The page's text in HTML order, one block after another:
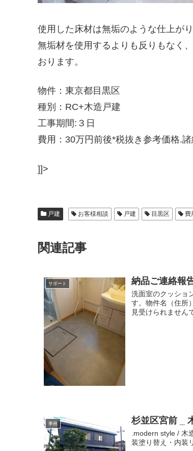
使用した床材は無垢のような仕上が
無垢材を使用するよりも反りもなく
おります。
物件：東京都目黒区
種別：RC+木造戸建
工事期間:３日
費用：30万円前後*税抜き参考価格.諸
]]>
戸建 お客様相談 戸建 目黒区 費
関連記事
サポート 納品ご連絡報
洗面室のクッショ
す。物件名（住所
見受けられません
事例 杉並区宮前 _
.modern style / 木
装塗り替え・内装